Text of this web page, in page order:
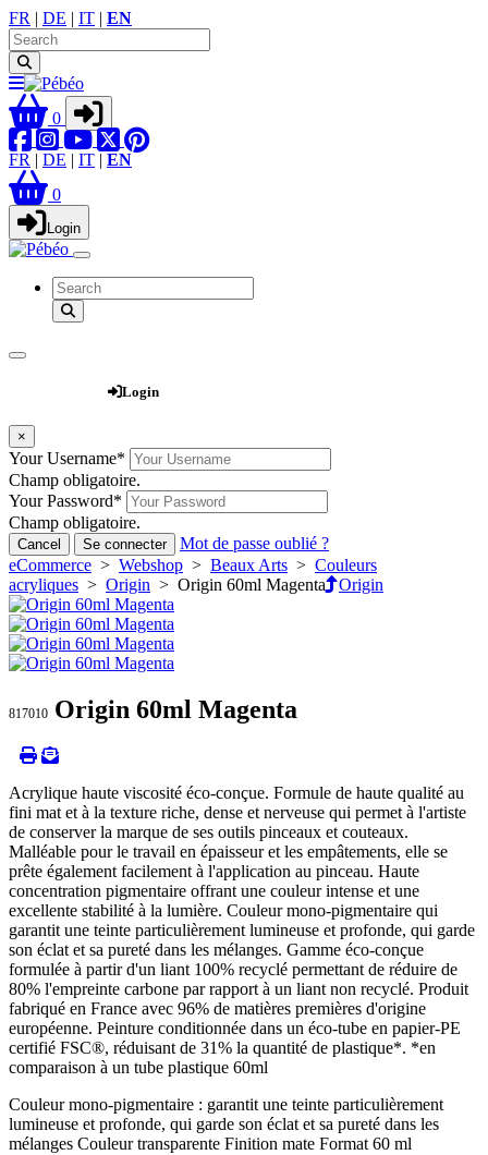
FR | DE | IT | EN
0
FR | DE | IT | EN
0
Login
Login
×
Your Username*
Champ obligatoire.
Your Password*
Champ obligatoire.
Cancel Se connecter
Mot de passe oublié ?
eCommerce > Webshop > Beaux Arts > Couleurs
acryliques > Origin > Origin 60ml Magenta Origin
817010 Origin 60ml Magenta
Acrylique haute viscosité éco-conçue. Formule de haute qualité au
fini mat et à la texture riche, dense et nerveuse qui permet à l'artiste
de conserver la marque de ses outils pinceaux et couteaux.
Malléable pour le travail en épaisseur et les empâtements, elle se
prête également facilement à l'application au pinceau. Haute
concentration pigmentaire offrant une couleur intense et une
excellente stabilité à la lumière. Couleur mono-pigmentaire qui
garantit une teinte particulièrement lumineuse et profonde, qui garde
son éclat et sa pureté dans les mélanges. Gamme éco-conçue
formulée à partir d'un liant 100% recyclé permettant de réduire de
80% l'empreinte carbone par rapport à un liant non recyclé. Produit
fabriqué en France avec 96% de matières premières d'origine
européenne. Peinture conditionnée dans un éco-tube en papier-PE
certifié FSC®, réduisant de 31% la quantité de plastique*. *en
comparaison à un tube plastique 60ml
Couleur mono-pigmentaire : garantit une teinte particulièrement
lumineuse et profonde, qui garde son éclat et sa pureté dans les
mélanges Couleur transparente Finition mate Format 60 ml